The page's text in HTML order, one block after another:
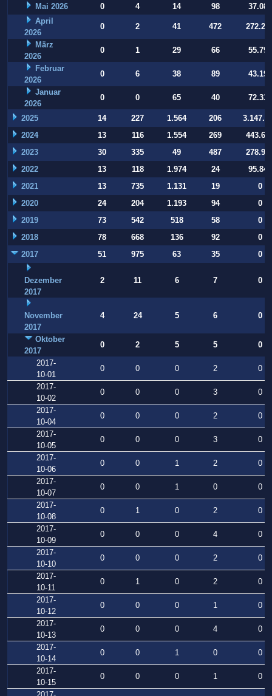
Mai 2026 0 4 14 98
37.084
April
2026
0 2 41 472
März
2026
0 1 29 66
55.794
Februar
2026
0 6 38 89
43.197
Januar
2026
0 0 65 40 72.332
2025 14 227 1.564 206
2024
13 116 1.554 269
2023
30 335 49 487
2022
13 118 1.974 24
95.847
2021
13 735 1.131 19
0
2020
24 204 1.193 94
0
2019
73 542 518 58
0
2018
78 668 136 92
0
2017
51 975 63 35 0
Dezember
2017
2 11 6 7 0
November
2017
4 24 5 6 0
Oktober
2017
0 2 5 5
0
2017-
10-01
0 0 0 2
0
2017-
10-02
0 0 0 3
0
2017-
10-04
0 0 0 2
0
2017-
10-05
0 0 0 3
0
2017-
10-06
0 0 1 2
0
2017-
10-07
0 0 1 0
0
2017-
10-08
0 1 0 2
0
2017-
10-09
0 0 0 4
0
2017-
10-10
0 0 0 2
0
2017-
10-11
0 1 0 2
0
2017-
10-12
0 0 0 1
0
2017-
10-13
0 0 0 4
0
2017-
10-14
0 0 1 0
0
2017-
10-15
0 0 0 1
0